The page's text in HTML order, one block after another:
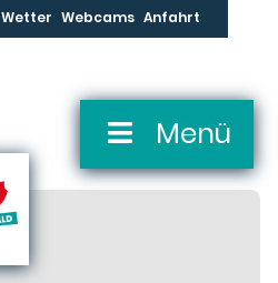
Wetter Webcams Anfahrt
Navigation
Menü